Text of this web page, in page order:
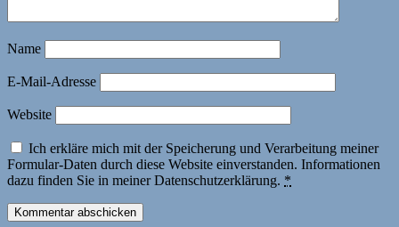
Name
E-Mail-Adresse
Website
Ich erkläre mich mit der Speicherung und Verarbeitung meiner
Formular-Daten durch diese Website einverstanden. Informationen
dazu finden Sie in meiner Datenschutzerklärung. *